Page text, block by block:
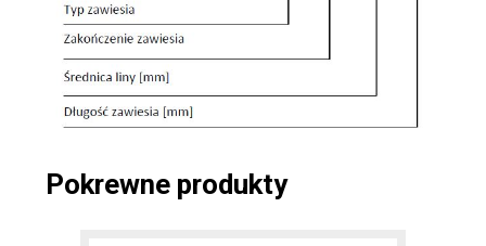
Pokrewne produkty